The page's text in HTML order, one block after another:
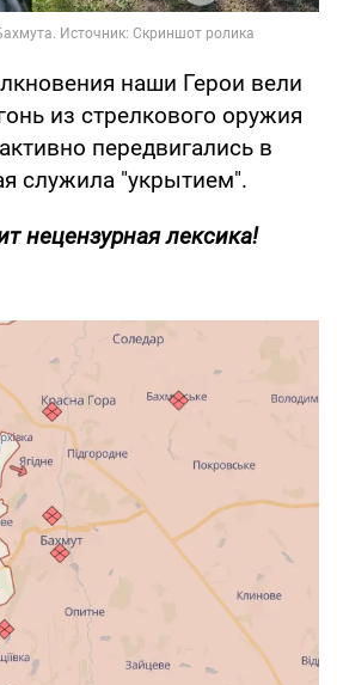
наши Герои вели
из стрелкового оружия
передвигались в
служила "укрытием".
нецензурная лексика!